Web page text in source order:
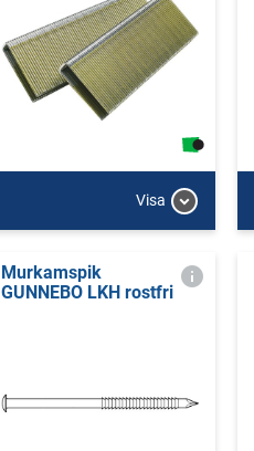
Visa
Murkamspik
GUNNEBO LKH rostfri